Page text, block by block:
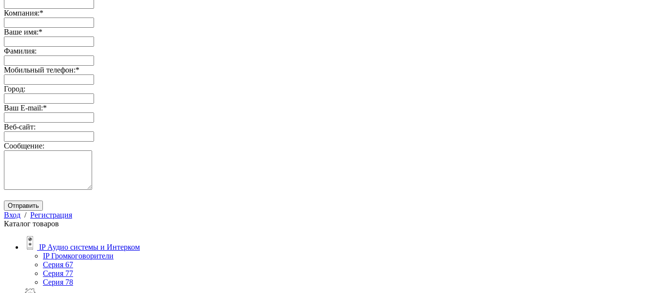
Компания:*
Ваше имя:*
Фамилия:
Мобильный телефон:*
Город:
Ваш E-mail:*
Веб-сайт:
Сообщение:
Отправить
Вход / Регистрация
Каталог товаров
IP Аудио системы и Интерком
IP Громкоговорители
Серия 67
Серия 77
Серия 78